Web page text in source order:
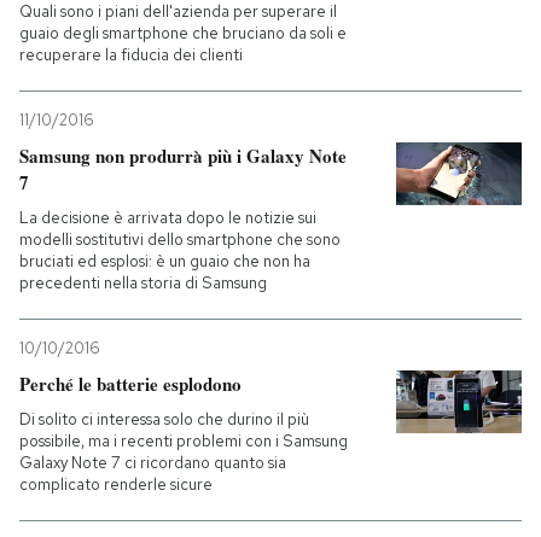
SHOP
AREA PERSONALE
Entra
Quali sono i piani dell'azienda per superare il
guaio degli smartphone che bruciano da soli e
recuperare la fiducia dei clienti
11/10/2016
Samsung non produrrà più i Galaxy Note
7
La decisione è arrivata dopo le notizie sui
modelli sostitutivi dello smartphone che sono
bruciati ed esplosi: è un guaio che non ha
precedenti nella storia di Samsung
10/10/2016
Perché le batterie esplodono
Di solito ci interessa solo che durino il più
possibile, ma i recenti problemi con i Samsung
Galaxy Note 7 ci ricordano quanto sia
complicato renderle sicure